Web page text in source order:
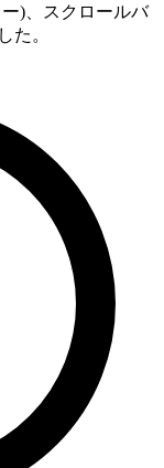
)、スクロールバ
た。